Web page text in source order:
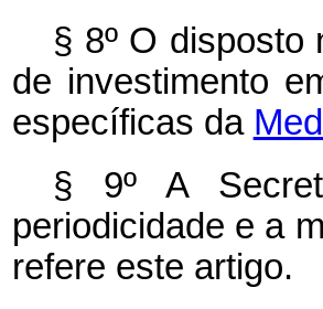
§ 8º O
de investimento
específicas da
§ 9º A
periodicidade e a
refere este artigo.